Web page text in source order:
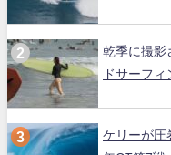
乾季に撮影
ドサーフィ
ケリーが圧